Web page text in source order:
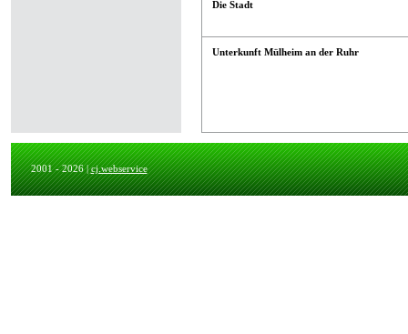
Die Stadt
Unterkunft Mülheim an der Ruhr
2001 - 2026 |cj.webservice